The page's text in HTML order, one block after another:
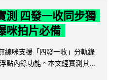
四發一收同步獨
咪拍片必備
線咪支援「四發一收」分軌錄
點內錄功能。本文經實測其...